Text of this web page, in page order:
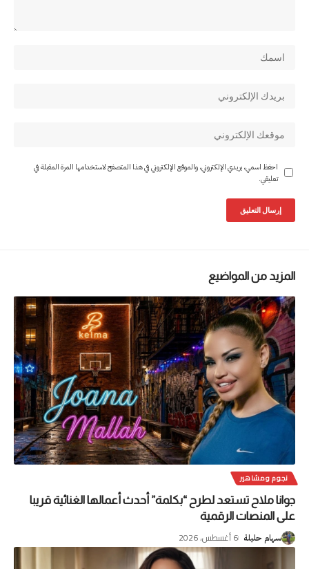
احفظ اسمي، بريدي الإلكتروني، والموقع الإلكتروني في هذا المتصفح لاستخدامها المرة المقبلة في
تعليقي.
المزيد من المواضيع
نجوم ومشاهير
جوانا ملاح تستعد لطرح “بكلمة” أحدث أعمالها الغنائية قريبا
على المنصات الرقمية
سهام حليلة 6 أغسطس، 2026